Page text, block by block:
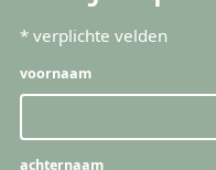
* verplichte velden
voornaam
achternaam